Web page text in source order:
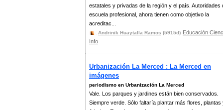
estatales y privadas de la región y el país. Autoridades
escuela profesional, ahora tienen como objetivo la
acreditac...
Andrinik Huaytalla Ramos (5915d) Educación
Info
Urbanización La Merced : La Merced en
imágenes
periodismo en Urbanización La Merced
Vale. Los parques y jardines están bien conservados.
Siempre verde. Sólo faltaría plantar más flores, plantas